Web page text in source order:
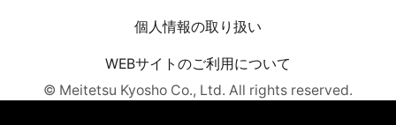
個人情報の取り扱い
WEBサイトのご利用について
© Meitetsu Kyosho Co., Ltd. All rights reserved.